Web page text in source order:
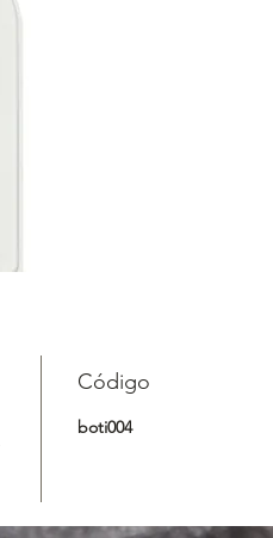
Código
boti004